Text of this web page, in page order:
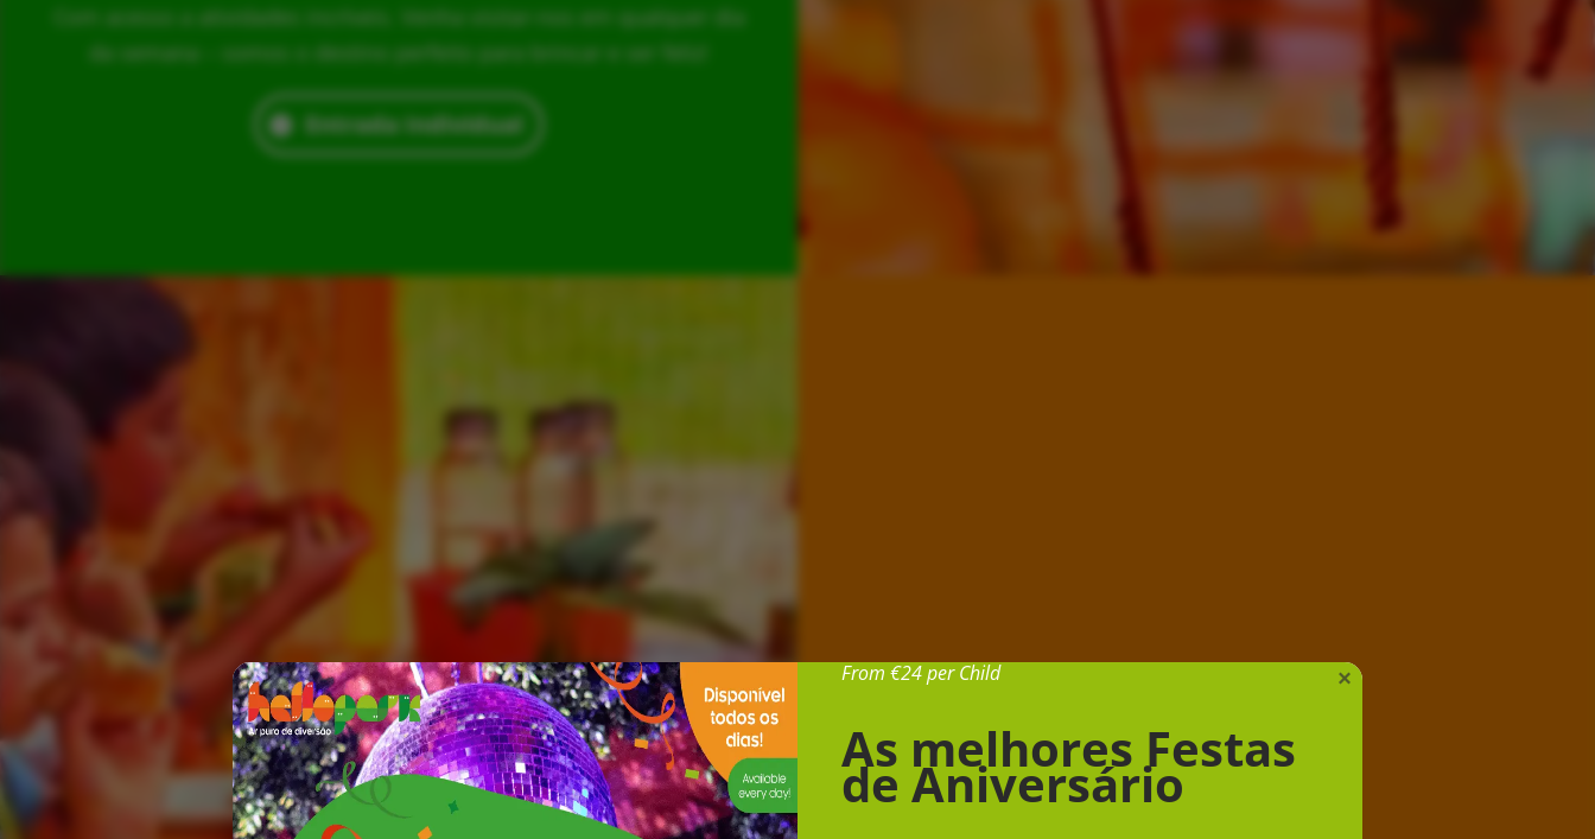
Com acesso a atividades incríveis. Venha visitar-nos em qualquer dia
da semana – somos o destino perfeito para brincar e ser feliz!
Entrada Individual
From €24 per Child
As melhores Festas
de Aniversário
×